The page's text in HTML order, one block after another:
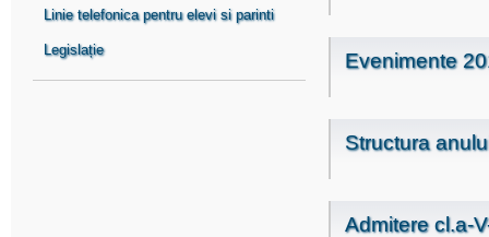
Linie telefonica pentru elevi si parinti
Legislație Evenimente
Structura
Admitere cl.a-